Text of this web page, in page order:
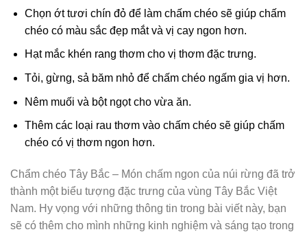
Chọn ớt tươi chín đỏ để làm chấm chéo sẽ giúp chấm
chéo có màu sắc đẹp mắt và vị cay ngon hơn.
Hạt mắc khén rang thơm cho vị thơm đặc trưng.
Tỏi, gừng, sả băm nhỏ để chấm chéo ngấm gia vị hơn.
Nêm muối và bột ngọt cho vừa ăn.
Thêm các loại rau thơm vào chấm chéo sẽ giúp chấm
chéo có vị thơm ngon hơn.
Chẩm chéo Tây Bắc – Món chấm ngon của núi rừng đã trở
thành một biểu tượng đặc trưng của vùng Tây Bắc Việt
Nam. Hy vọng với những thông tin trong bài viết này, bạn
sẽ có thêm cho mình những kinh nghiệm và sáng tạo trong